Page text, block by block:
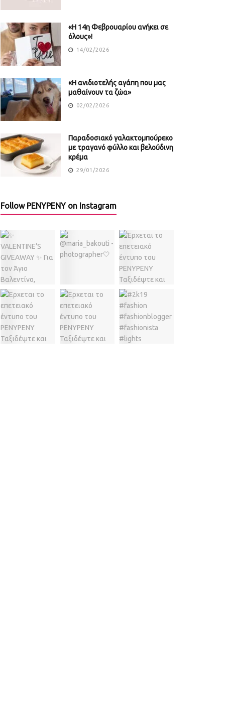
«Η 14η Φεβρουαρίου ανήκει σε
όλους»!
14/02/2026
«Η ανιδιοτελής αγάπη που μας
μαθαίνουν τα ζώα»
02/02/2026
Παραδοσιακό γαλακτομπούρεκο
με τραγανό φύλλο και βελούδινη
κρέμα
29/01/2026
Follow PENYPENY on Instagram